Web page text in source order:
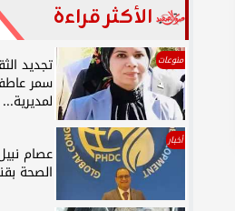
الأكثر قراءة
منوعات تجديد
سمر
لمديرية...
أخبار
عصام
الصحة